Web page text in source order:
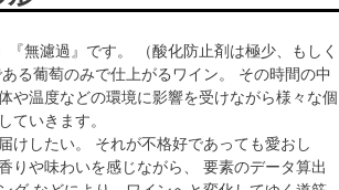
無濾過』です。 （酸化防止剤は極少、もしく
る葡萄のみで仕上がるワイン。 その時間の中
や温度などの環境に影響を受けながら様々な個
ていきます。
けしたい。 それが不格好であっても愛おし
りや味わいを感じながら、 要素のデータ算出